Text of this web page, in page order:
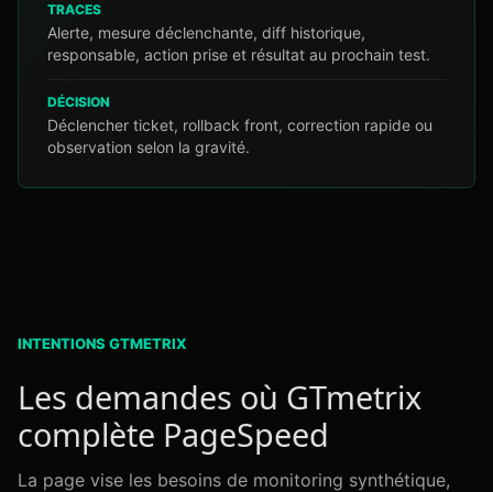
TRACES
Alerte, mesure déclenchante, diff historique,
responsable, action prise et résultat au prochain test.
DÉCISION
Déclencher ticket, rollback front, correction rapide ou
observation selon la gravité.
INTENTIONS GTMETRIX
Les demandes où GTmetrix
complète PageSpeed
La page vise les besoins de monitoring synthétique,